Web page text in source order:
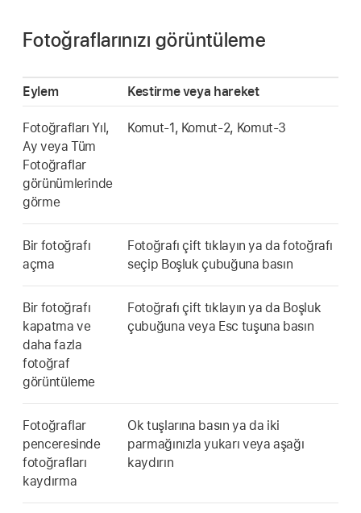
Fotoğraflarınızı görüntüleme
Eylem Kestirme veya hareket
Fotoğrafları Yıl,
Ay veya Tüm
Fotoğraflar
görünümlerinde
görme
Komut-1, Komut-2, Komut-3
Bir fotoğrafı
açma
Fotoğrafı çift tıklayın ya da fotoğrafı
seçip Boşluk çubuğuna basın
Bir fotoğrafı
kapatma ve
daha fazla
fotoğraf
görüntüleme
Fotoğrafı çift tıklayın ya da Boşluk
çubuğuna veya Esc tuşuna basın
Fotoğraflar
penceresinde
fotoğrafları
kaydırma
Ok tuşlarına basın ya da iki
parmağınızla yukarı veya aşağı
kaydırın